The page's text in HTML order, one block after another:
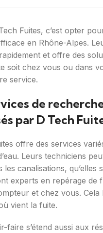
Fuites, c’est opter
en Rhône-Alpes.
et offre des
soit chez vous ou dans
service.
de
par D Tech
offre des services
Leurs techniciens
les canalisations, qu’elles
experts en repérage de
et chez vous. Cela
vient la fuite.
faire s’étend aussi aux